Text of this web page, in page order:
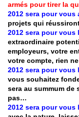
armés pour tirer la
2012 sera pour vous
projets qui
2012 sera pour vous
extraordinaire
employeurs, votre
votre compte, rien
2012 sera pour vous
vous souhaitez
sera au summum de
pas…
2012 sera pour vous